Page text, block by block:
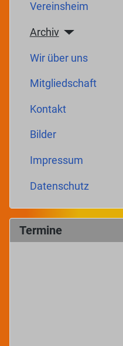
Vereinsheim
Archiv
Wir über uns
Mitgliedschaft
Kontakt
Bilder
Impressum
Datenschutz
Termine